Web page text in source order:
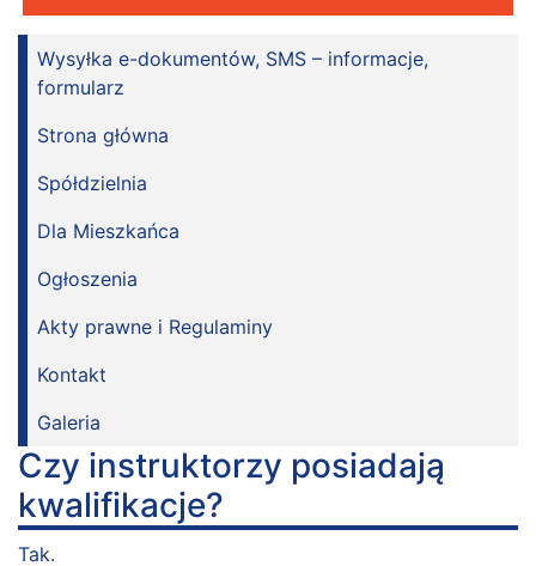
Wysyłka e-dokumentów, SMS – informacje,
formularz
Strona główna
Spółdzielnia
Dla Mieszkańca
Ogłoszenia
Akty prawne i Regulaminy
Kontakt
Galeria
Czy instruktorzy posiadają
kwalifikacje?
Tak.